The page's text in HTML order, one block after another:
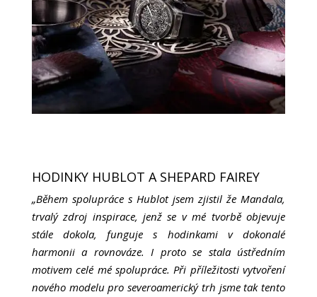
HODINKY HUBLOT A SHEPARD FAIREY
„Během spolupráce s Hublot jsem zjistil že Mandala,
trvalý zdroj inspirace, jenž se v mé tvorbě objevuje
stále dokola, funguje s hodinkami v dokonalé
harmonii a rovnováze. I proto se stala ústředním
motivem celé mé spolupráce. Při příležitosti vytvoření
nového modelu pro severoamerický trh jsme tak tento